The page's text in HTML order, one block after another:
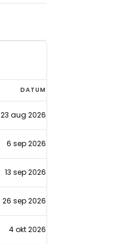
DATUM
23 aug 2026
6 sep 2026
13 sep 2026
26 sep 2026
4 okt 2026